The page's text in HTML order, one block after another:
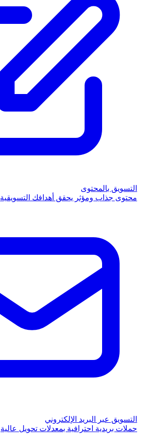
التسويق بالمحتوى
محتوى جذاب ومؤثر يحقق أهدافك التسويقية
التسويق عبر البريد الإلكتروني
حملات بريدية احترافية بمعدلات تحويل عالية